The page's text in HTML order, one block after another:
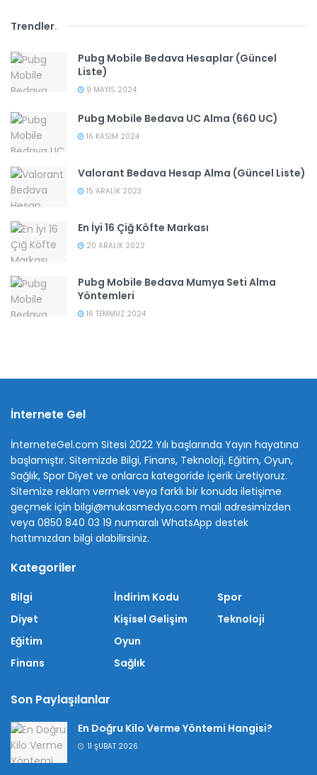
Trendler.
Pubg Mobile Bedava Hesaplar (Güncel
Liste)
9 MAYIS 2024
Pubg Mobile Bedava UC Alma (660 UC)
16 KASIM 2024
Valorant Bedava Hesap Alma (Güncel Liste)
15 ARALIK 2023
En İyi 16 Çiğ Köfte Markası
20 ARALIK 2022
Pubg Mobile Bedava Mumya Seti Alma
Yöntemleri
16 TEMMUZ 2024
İnternete Gel
İnterneteGel.com Sitesi 2022 Yılı başlarında Yayın hayatına
başlamıştır. Sitemizde Bilgi, Finans, Teknoloji, Eğitim, Oyun,
Sağlık, Spor Diyet ve onlarca kategoride içerik üretiyoruz.
Sitemize reklam vermek veya farklı bir konuda iletişime
geçmek için bilgi@mukasmedya.com mail adresimizden
veya 0850 840 03 19 numaralı WhatsApp destek
hattımızdan bilgi alabilirsiniz.
Kategoriler
Bilgi
Diyet
Eğitim
Finans
İndirim Kodu
Kişisel Gelişim
Oyun
Sağlık
Spor
Teknoloji
Son Paylaşılanlar
En Doğru Kilo Verme Yöntemi Hangisi?
11 ŞUBAT 2026